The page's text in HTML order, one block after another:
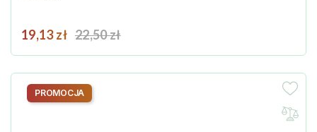
Cena
19,13 zł Cena podstawowa
22,50 zł
PROMOCJA